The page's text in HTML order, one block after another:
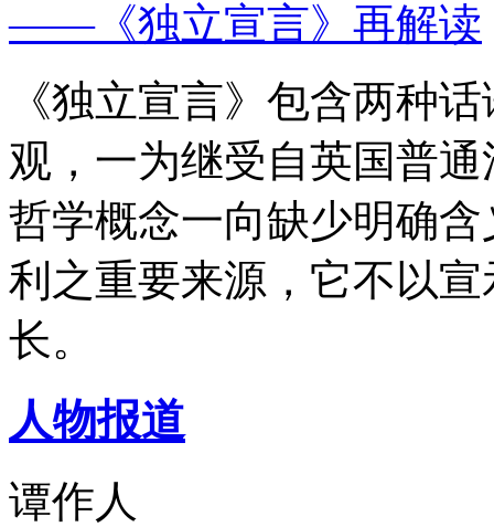
——《独立宣言》再解读
《独立宣言》包含两种
观，一为继受自英国普
哲学概念一向缺少明确
利之重要来源，它不以
长。
人物报道
谭作人